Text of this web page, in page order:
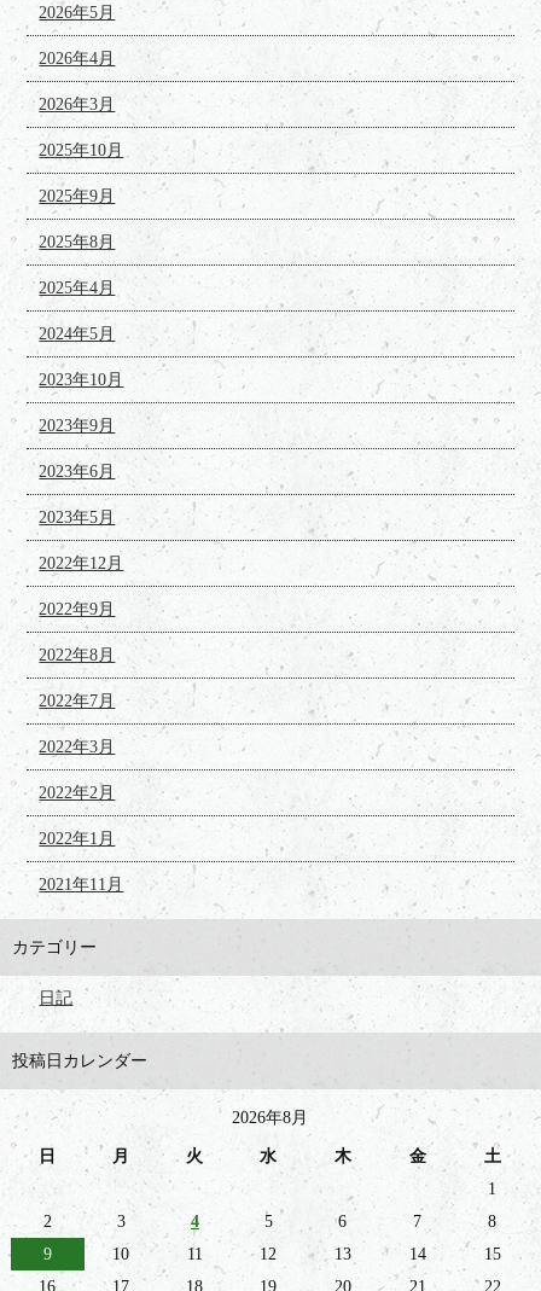
2026年5月
2026年4月
2026年3月
2025年10月
2025年9月
2025年8月
2025年4月
2024年5月
2023年10月
2023年9月
2023年6月
2023年5月
2022年12月
2022年9月
2022年8月
2022年7月
2022年3月
2022年2月
2022年1月
2021年11月
カテゴリー
日記
投稿日カレンダー
2026年8月
日 月 火 水 木 金
土
1
2
3 4 5 6 7
8
9
10 11 12 13 14
15
16
17 18 19 20 21 22